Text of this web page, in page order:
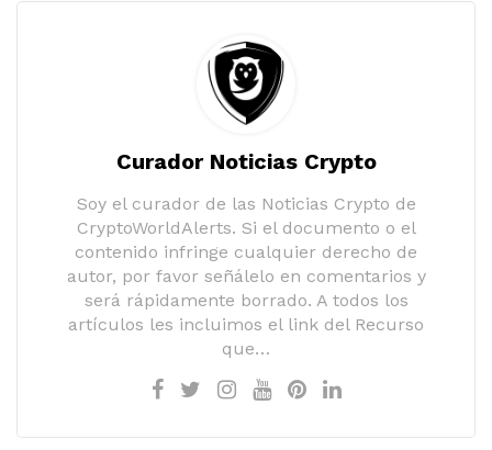
Curador Noticias Crypto
Soy el curador de las Noticias Crypto de
CryptoWorldAlerts. Si el documento o el
contenido infringe cualquier derecho de
autor, por favor señálelo en comentarios y
será rápidamente borrado. A todos los
artículos les incluimos el link del Recurso
que…